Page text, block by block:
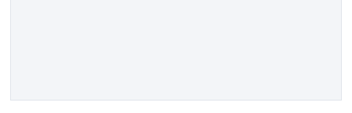
تورو، وعمدة سانتياغو دي كالي، السيد ألفارو أليخاندرو […]